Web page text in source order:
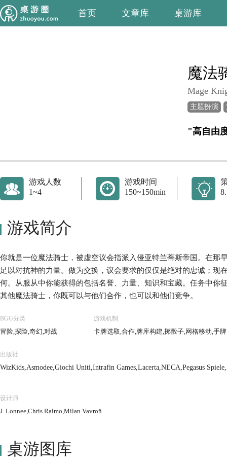
首页 文章库 桌游库
魔法
Mage
主题扮演
"高自由
游戏人数
1~4
游戏时间
150~150min
游戏简介
你就是一位魔法骑士，被虚空议会指派入侵亚特兰蒂斯帝国。在那
足以对抗神的力量。做为交换，议会要求的仅仅是绝对的忠诚；现
何。从服从中你能获得的包括名誉、力量、知识和宝藏。任务中你
其他魔法骑士，你既可以与他们合作，也可以和他们竞争。
BGG分类
冒险,探险,奇幻,对战
游戏机制
卡牌选取,合作,牌库构建,掷骰子,网格移动,手
出版社
WizKids,Asmodee,Giochi Uniti,Intrafin Games,Lacerta,NECA,Pegasus
设计师
J. Lonnee,Chris Raimo,Milan Vavroň
桌游图库